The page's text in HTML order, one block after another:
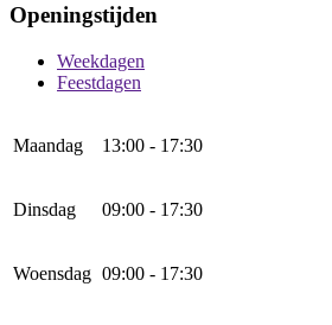
Openingstijden
Weekdagen
Feestdagen
Maandag 13:00 - 17:30
Dinsdag 09:00 - 17:30
Woensdag 09:00 - 17:30